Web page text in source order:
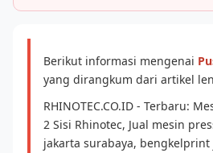
Berikut informasi mengenai
yang dirangkum dari artikel
RHINOTEC.CO.ID - Terbaru:
2 Sisi Rhinotec, Jual mesin
jakarta surabaya,